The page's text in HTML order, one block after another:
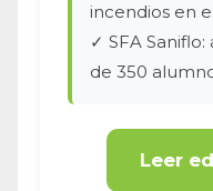
incendios en
✓ SFA
de 350
Leer